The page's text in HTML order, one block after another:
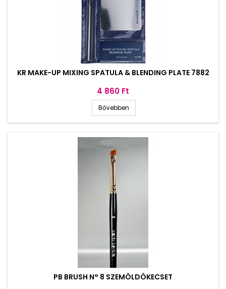
KR MAKE-UP MIXING SPATULA & BLENDING PLATE 7882
Ár
4 860 Ft
Bővebben
PB BRUSH N° 8 SZEMÖLDÖKECSET